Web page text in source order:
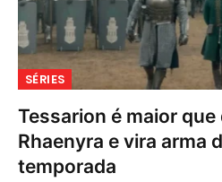
SÉRIES
Tessarion é maior
Rhaenyra e vira arma
temporada